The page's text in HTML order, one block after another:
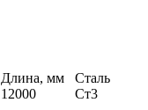
Длина, мм
12000
Сталь
Ст3